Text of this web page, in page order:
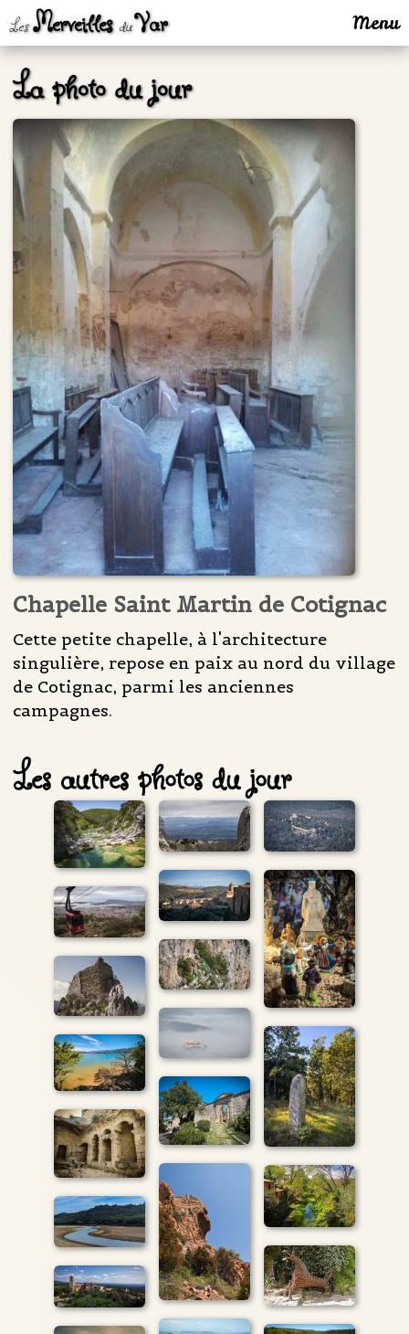
LesMerveillesduVar Menu
La photo du jour
Chapelle Saint Martin de Cotignac
Cette petite chapelle, à l'architecture
singulière, repose en paix au nord du village
de Cotignac, parmi les anciennes
campagnes.
Les autres photos du jour